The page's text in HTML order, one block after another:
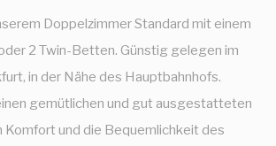
Doppelzimmer Standard mit einem
2 Twin-Betten. Günstig gelegen im
in der Nähe des Hauptbahnhofs.
gemütlichen und gut ausgestatteten
Komfort und die Bequemlichkeit des